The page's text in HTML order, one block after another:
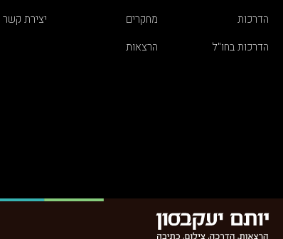
הדרכות
הדרכות בחו"ל
מחקרים
הרצאות
יצירת קשר